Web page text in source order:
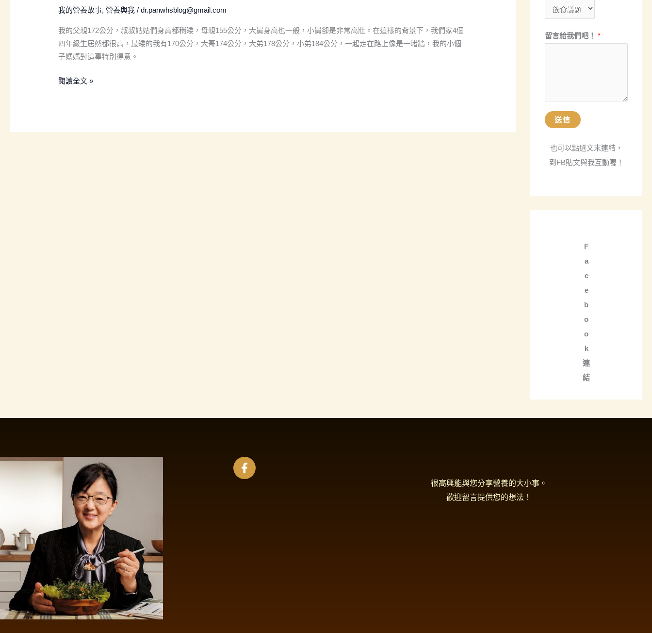
我的營養故事,營養與我 /dr.panwhsblog@gmail.com
我的父親172公分，叔叔姑姑們身高都稍矮，母親155公分，大舅身高也一般，小舅卻是非常高壯。在這樣的背景下，我們家4個
四年級生居然都很高，最矮的我有170公分，大哥174公分，大弟178公分，小弟184公分，一起走在路上像是一堵牆，我的小個
子媽媽對這事特別得意。
營
故
事：
是
麼
閱讀全文 »
留言給我們吧！*
送信
也可以點選文末連結，
到FB貼文與我互動喔！
F
a
c
e
b
o
o
k
連
結
很高興能與您分享營養的大小事。
歡迎留言提供您的想法！